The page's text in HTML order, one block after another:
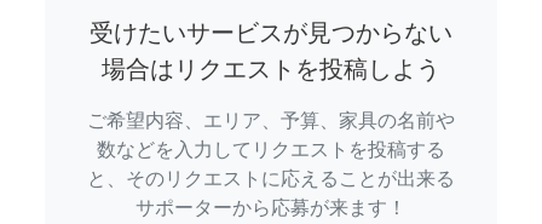
受けたいサービスが見つからない
場合はリクエストを投稿しよう
ご希望内容、エリア、予算、家具の名前や
数などを入力してリクエストを投稿する
と、そのリクエストに応えることが出来る
サポーターから応募が来ます！